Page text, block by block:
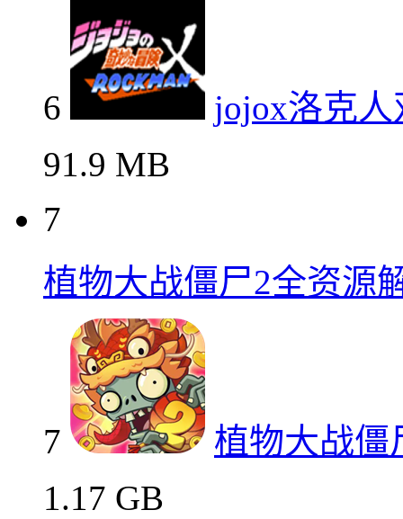
6
jojox洛克
91.9 MB
7
植物大战僵尸2全资源
7
植物大战僵
1.17 GB